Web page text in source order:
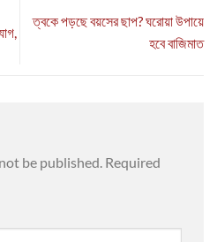
ত্বকে পড়ছে বয়সের ছাপ? ঘরোয়া উপায়ে
হবে বাজিমাত
be published. Required